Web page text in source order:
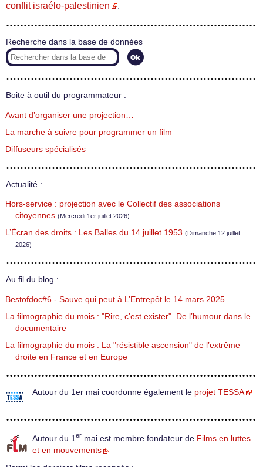
conflit israélo-palestinien
.
Recherche dans la base de données
Boite à outil du programmateur :
Avant d’organiser une projection…
La marche à suivre pour programmer un film
Diffuseurs spécialisés
Actualité :
Hors-service : projection avec le Collectif des associations
citoyennes (Mercredi 1er juillet 2026)
L’Écran des droits : Les Balles du 14 juillet 1953 (Dimanche 12 juillet
2026)
Au fil du blog :
Bestofdoc#6 - Sauve qui peut à L’Entrepôt le 14 mars 2025
La filmographie du mois : "Rire, c’est exister". De l’humour dans le
documentaire
La filmographie du mois : La "résistible ascension" de l’extrême
droite en France et en Europe
Autour du 1er mai coordonne également le projet TESSA
Autour du 1 er mai est membre fondateur de Films en luttes
et en mouvements